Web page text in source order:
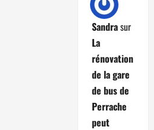
Sandrasur
La
rénovation
de la gare
de bus de
Perrache
peut